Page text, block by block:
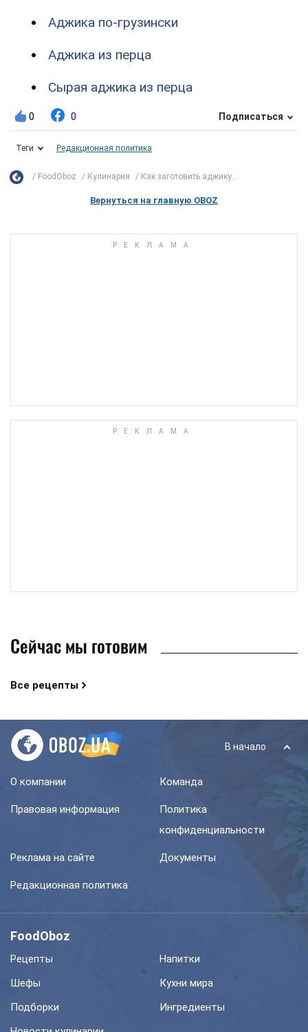
Аджика по-грузински
Аджика из перца
Сырая аджика из перца
0 0 Подписаться
Теги Редакционная политика
FoodOboz Кулинария Как заготовить аджику...
Вернуться на главную OBOZ
Сейчас мы готовим
Все рецепты
В начало
О компании Команда
Правовая информация
Политика
конфиденциальности
Реклама на сайте Документы
Редакционная политика
FoodOboz
Рецепты
Напитки
Шефы
Кухни мира
Подборки
Ингредиенты